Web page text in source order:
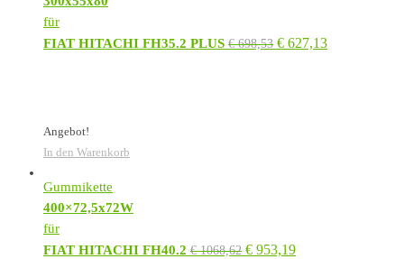
für
FIAT HITACHI FH35.2 PLUS €698,53 € 627,13
Angebot!
In den Warenkorb
Gummikette
400×72,5x72W
für
FIAT HITACHI FH40.2 €1068,62 € 953,19